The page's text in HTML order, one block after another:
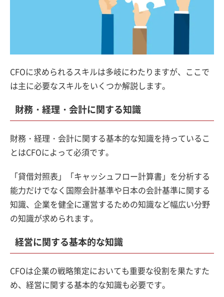
CFOに求められるスキルは多岐にわたりますが、ここで
は主に必要なスキルをいくつか解説します。
財務・経理・会計に関する知識
財務・経理・会計に関する基本的な知識を持っているこ
とはCFOによって必須です。
「貸借対照表」「キャッシュフロー計算書」を分析する
能力だけでなく国際会計基準や日本の会計基準に関する
知識、企業を健全に運営するための知識など幅広い分野
の知識が求められます。
経営に関する基本的な知識
CFOは企業の戦略策定においても重要な役割を果たすた
め、経営に関する基本的な知識も必要です。